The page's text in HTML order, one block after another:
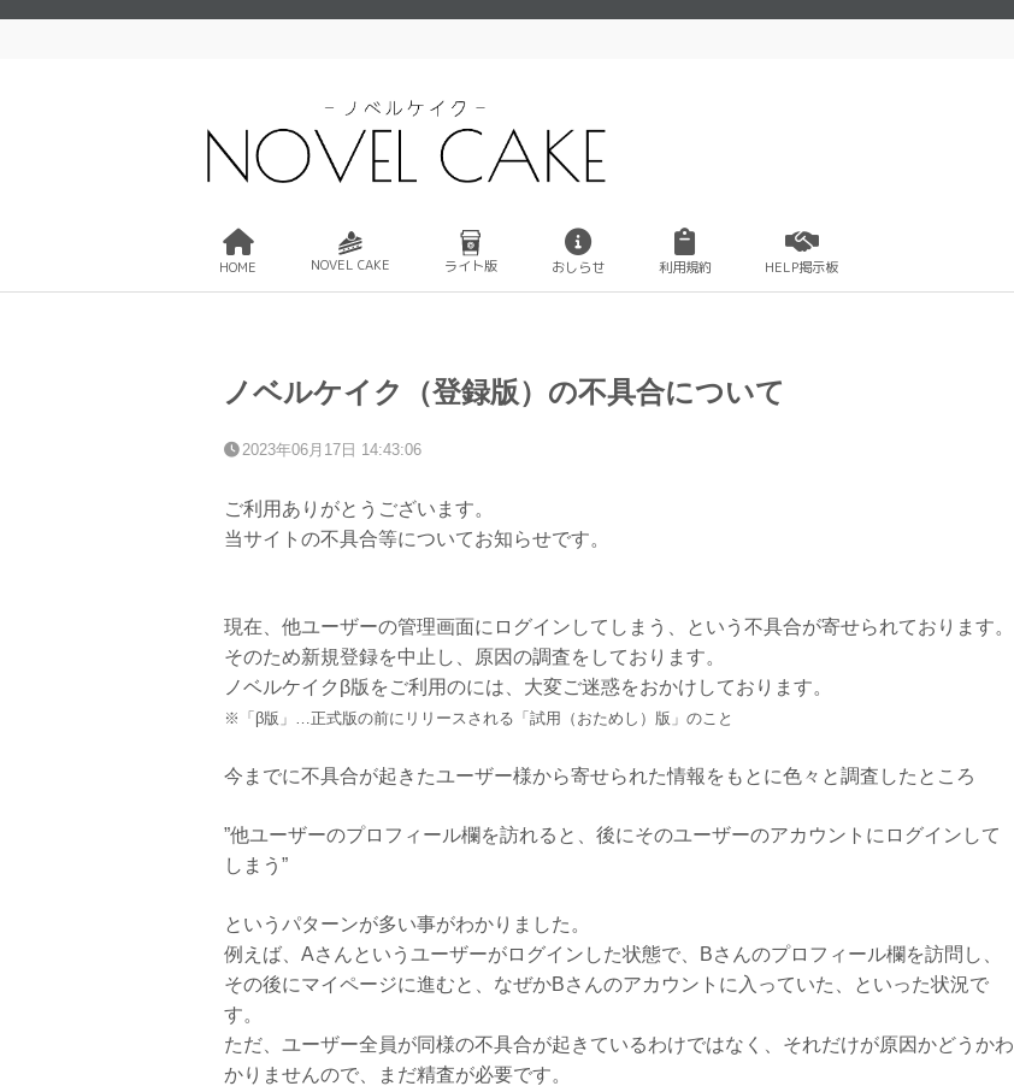
HOME NOVEL CAKE ライト版 おしらせ 利用規約 HELP掲示板
ノベルケイク（登録版）の不具合について
2023年06月17日 14:43:06
ご利用ありがとうございます。
当サイトの不具合等についてお知らせです。
現在、他ユーザーの管理画面にログインしてしまう、という不具合が寄せられております。
そのため新規登録を中止し、原因の調査をしております。
ノベルケイクβ版をご利用のには、大変ご迷惑をおかけしております。
※「β版」…正式版の前にリリースされる「試用（おためし）版」のこと
今までに不具合が起きたユーザー様から寄せられた情報をもとに色々と調査したところ
”他ユーザーのプロフィール欄を訪れると、後にそのユーザーのアカウントにログインして
しまう”
というパターンが多い事がわかりました。
例えば、Aさんというユーザーがログインした状態で、Bさんのプロフィール欄を訪問し、
その後にマイページに進むと、なぜかBさんのアカウントに入っていた、といった状況で
す。
ただ、ユーザー全員が同様の不具合が起きているわけではなく、それだけが原因かどうかわ
かりませんので、まだ精査が必要です。